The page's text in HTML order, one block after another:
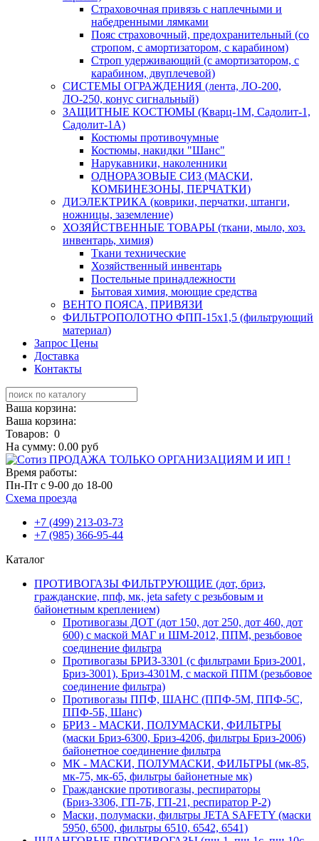
Страховочная привязь с наплечными и
набедренными лямками
Пояс страховочный, предохранительный (со
стропом, с амортизатором, с карабином)
Строп удерживающий (с амортизатором, с
карабином, двуплечевой)
СИСТЕМЫ ОГРАЖДЕНИЯ (лента, ЛО-200,
ЛО-250, конус сигнальный)
ЗАЩИТНЫЕ КОСТЮМЫ (Кварц-1М, Садолит-1,
Садолит-1А)
Костюмы противочумные
Костюмы, накидки "Шанс"
Нарукавники, наколенники
ОДНОРАЗОВЫЕ СИЗ (МАСКИ,
КОМБИНЕЗОНЫ, ПЕРЧАТКИ)
ДИЭЛЕКТРИКА (коврики, перчатки, штанги,
ножницы, заземление)
ХОЗЯЙСТВЕННЫЕ ТОВАРЫ (ткани, мыло, хоз.
инвентарь, химия)
Ткани технические
Хозяйственный инвентарь
Постельные принадлежности
Бытовая химия, моющие средства
ВЕНТО ПОЯСА, ПРИВЯЗИ
ФИЛЬТРОПОЛОТНО ФПП-15х1,5 (фильтрующий
материал)
Запрос Цены
Доставка
Контакты
Ваша корзина:
Ваша корзина:
Товаров: 0
На сумму: 0.00 руб
ПРОДАЖА ТОЛЬКО ОРГАНИЗАЦИЯМ И ИП !
Время работы:
Пн-Пт с 9-00 до 18-00
Схема проезда
+7 (499) 213-03-73
+7 (985) 366-95-44
Каталог
ПРОТИВОГАЗЫ ФИЛЬТРУЮЩИЕ (дот, бриз,
гражданские, ппф, мк, jeta safety с резьбовым и
байонетным креплением)
Противогазы ДОТ (дот 150, дот 250, дот 460, дот
600) с маской МАГ и ШМ-2012, ППМ, резьбовое
соединение фильтра
Противогазы БРИЗ-3301 (с фильтрами Бриз-2001,
Бриз-3001), Бриз-4301М, с маской ППМ (резьбовое
соединение фильтра)
Противогазы ППФ, ШАНС (ППФ-5М, ППФ-5С,
ППФ-5Б, Шанс)
БРИЗ - МАСКИ, ПОЛУМАСКИ, ФИЛЬТРЫ
(маски Бриз-6300, Бриз-4206, фильтры Бриз-2006)
байонетное соединение фильтра
МК - МАСКИ, ПОЛУМАСКИ, ФИЛЬТРЫ (мк-85,
мк-75, мк-65, фильтры байонетные мк)
Гражданские противогазы, респираторы
(Бриз-3306, ГП-7Б, ГП-21, респиратор Р-2)
Маски, полумаски, фильтры JETA SAFETY (маски
5950, 6500, фильтры 6510, 6542, 6541)